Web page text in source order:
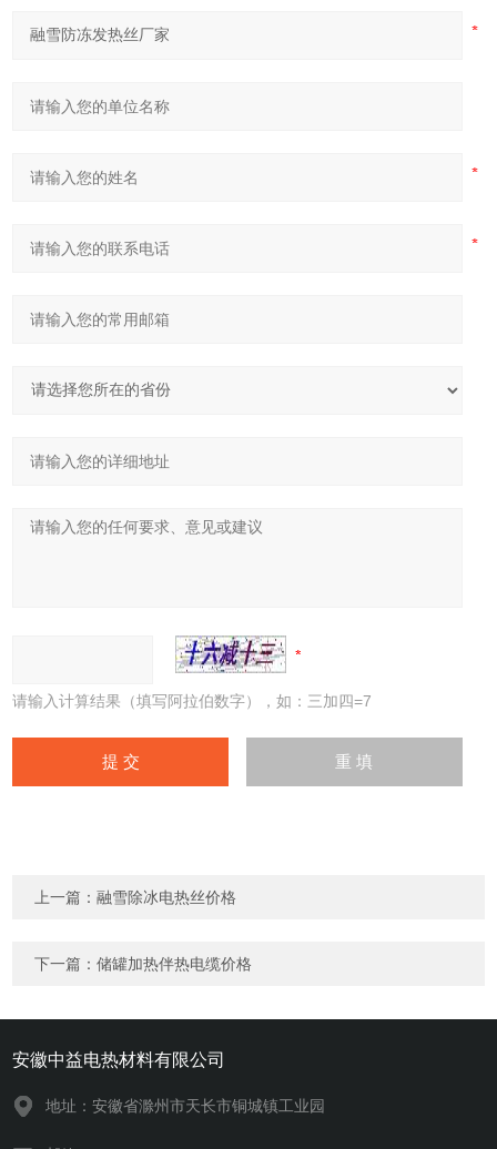
请输入计算结果（填写阿拉伯数字），如：三加四=7
上一篇：融雪除冰电热丝价格
下一篇：储罐加热伴热电缆价格
安徽中益电热材料有限公司
地址：安徽省滁州市天长市铜城镇工业园